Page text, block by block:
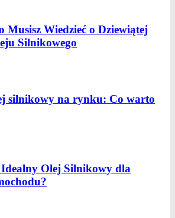
Musisz Wiedzieć o Dziewiątej
Silnikowego
silnikowy na rynku: Co warto
Olej Silnikowy dla